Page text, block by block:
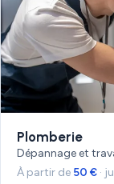
Plomberie
Dépannage et
À partir de 50 € ·